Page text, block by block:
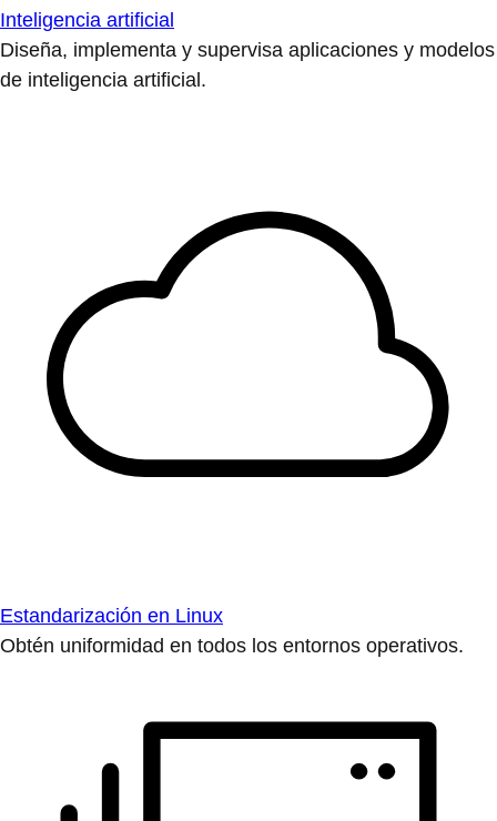
Inteligencia artificial
Diseña, implementa y supervisa aplicaciones y modelos
de inteligencia artificial.
Estandarización en Linux
Obtén uniformidad en todos los entornos operativos.